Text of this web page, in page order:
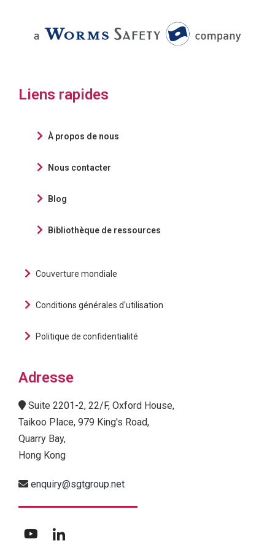
Liens rapides
À propos de nous
Nous contacter
Blog
Bibliothèque de ressources
Couverture mondiale
Conditions générales d'utilisation
Politique de confidentialité
Adresse
Suite 2201-2, 22/F, Oxford House,
Taikoo Place, 979 King's Road,
Quarry Bay,
Hong Kong
enquiry@sgtgroup.net